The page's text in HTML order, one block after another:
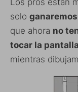
Los pros están
solo
que ahora no
tocar la
mientras